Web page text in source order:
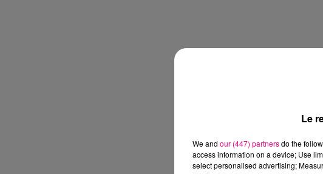
Le
We and our (447) partnersdo the
access information on a device; Use
select personalised advertising;